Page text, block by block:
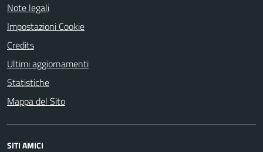
Note legali
Impostazioni Cookie
Credits
Ultimi aggiornamenti
Statistiche
Mappa del Sito
SITI AMICI